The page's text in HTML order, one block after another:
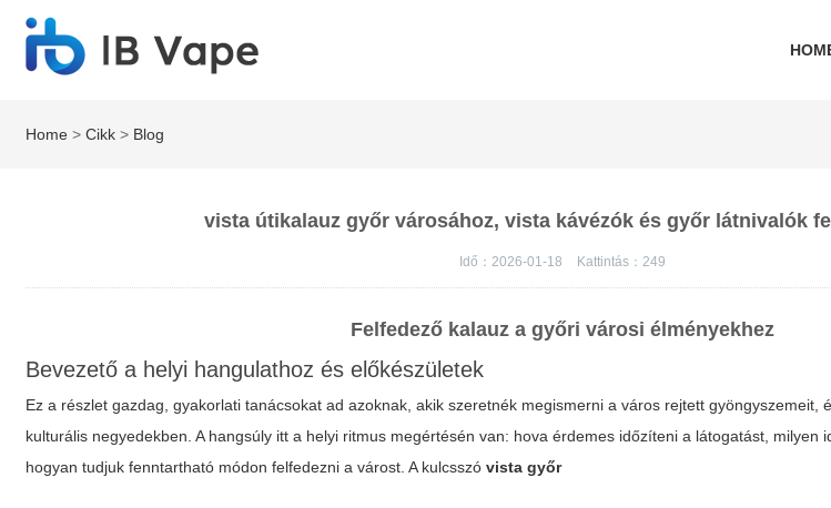
Home >Cikk > Blog
vista útikalauz győr városához, vista kávézók és győr látnivalók
Idő：2026-01-18 Kattintás： 249
Felfedező kalauz a győri városi élményekhez
Bevezető a helyi hangulathoz és előkészületek
Ez a részlet gazdag, gyakorlati tanácsokat ad azoknak, akik szeretnék megismerni a város rejtett gyöngyszemeit,
kulturális negyedekben. A hangsúly itt a helyi ritmus megértésén van: hova érdemes időzíteni a látogatást, milyen
hogyan tudjuk fenntartható módon felfedezni a várost. A kulcsszóvista győr